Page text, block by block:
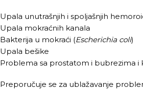
Upala unutrašnjih i spoljašnjih
Upala mokraćnih kanala
Bakterija u mokraći (Escherichia coli)
Upala bešike
Problema sa prostatom i bubrezima i
Preporučuje se za ublažavanje